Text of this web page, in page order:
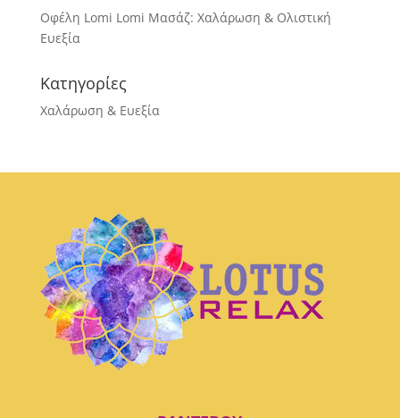
Οφέλη Lomi Lomi Μασάζ: Χαλάρωση & Ολιστική
Ευεξία
Κατηγορίες
Χαλάρωση & Ευεξία